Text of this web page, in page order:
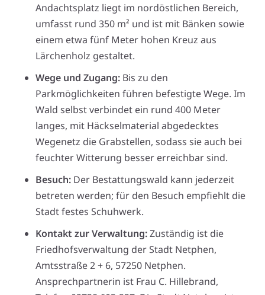
Andachtsplatz liegt im nordöstlichen Bereich,
umfasst rund 350 m² und ist mit Bänken sowie
einem etwa fünf Meter hohen Kreuz aus
Lärchenholz gestaltet.
Wege und Zugang: Bis zu den
Parkmöglichkeiten führen befestigte Wege. Im
Wald selbst verbindet ein rund 400 Meter
langes, mit Häckselmaterial abgedecktes
Wegenetz die Grabstellen, sodass sie auch bei
feuchter Witterung besser erreichbar sind.
Besuch: Der Bestattungswald kann jederzeit
betreten werden; für den Besuch empfiehlt die
Stadt festes Schuhwerk.
Kontakt zur Verwaltung:Zuständig ist die
Friedhofsverwaltung der Stadt Netphen,
Amtsstraße 2 + 6, 57250 Netphen.
Ansprechpartnerin ist Frau C. Hillebrand,